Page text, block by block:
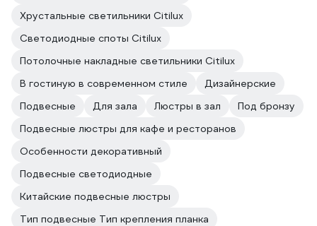
Хрустальные светильники Citilux
Светодиодные споты Citilux
Потолочные накладные светильники Citilux
В гостиную в современном стиле
Дизайнерские
Подвесные
Для зала Люстры в зал
Под бронзу
Подвесные люстры для кафе и ресторанов
Особенности декоративный
Подвесные светодиодные
Китайские подвесные люстры
Тип подвесные Тип крепления планка